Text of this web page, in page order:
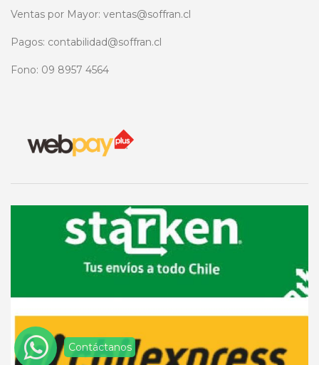
Ventas por Mayor: ventas@soffran.cl
Pagos: contabilidad@soffran.cl
Fono: 09 8957 4564